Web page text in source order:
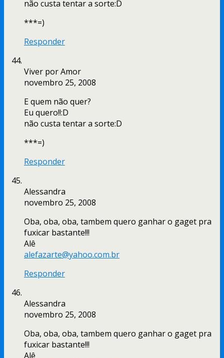
não custa tentar a sorte:D
***=)
Responder
Viver por Amor
novembro 25, 2008
E quem não quer?
Eu quero!!:D
não custa tentar a sorte:D
***=)
Responder
Alessandra
novembro 25, 2008
Oba, oba, oba, tambem quero ganhar o gaget pra
fuxicar bastante!!!
Alê
alefazarte@yahoo.com.br
Responder
Alessandra
novembro 25, 2008
Oba, oba, oba, tambem quero ganhar o gaget pra
fuxicar bastante!!!
Alê